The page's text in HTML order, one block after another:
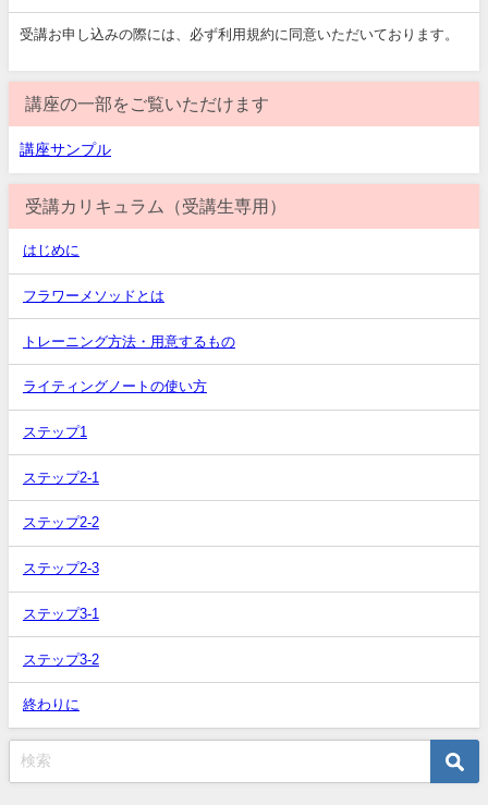
受講お申し込みの際には、必ず利用規約に同意いただいております。
講座の一部をご覧いただけます
講座サンプル
受講カリキュラム（受講生専用）
はじめに
フラワーメソッドとは
トレーニング方法・用意するもの
ライティングノートの使い方
ステップ1
ステップ2-1
ステップ2-2
ステップ2-3
ステップ3-1
ステップ3-2
終わりに